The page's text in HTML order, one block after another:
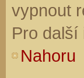
vypnout
Pro další
Nahoru